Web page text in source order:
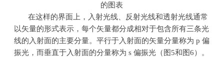
的图表
在这样的界面上，入射光线、反射光线和透射光线通常
以矢量的形式表示，每个矢量都分成相对于包含所有三条光
线的入射面的主要分量。平行于入射面的矢量分量称为 p偏
振光，而垂直于入射面的分量称为 s偏振光（图 5和图6）。